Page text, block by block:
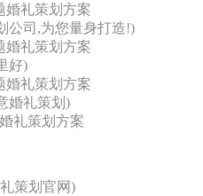
婚礼策划方案
公司,为您量身打造!)
婚礼策划方案
好)
婚礼策划方案
婚礼策划)
礼策划方案
策划官网)